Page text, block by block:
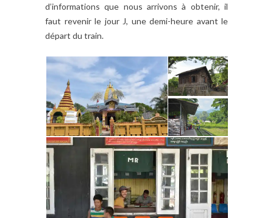
d’informations que nous arrivons à obtenir, il
faut revenir le jour J, une demi-heure avant le
départ du train.